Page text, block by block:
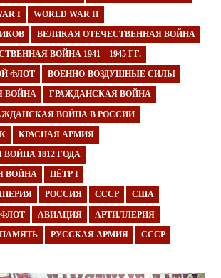
I WORLD WAR II
ВЕЛИКАЯ ОТЕЧЕСТВЕННАЯ ВОЙНА
ВОЙНА 1941—1945 ГГ.
ФЛОТ ВОЕННО-ВОЗДУШНЫЕ СИЛЫ
ВОЙНА ГРАЖДАНСКАЯ ВОЙНА
ВОЙНА В РОССИИ
КРАСНАЯ АРМИЯ
1812 ГОДА
ВОЙНА ПЁТР I
РОССИЯ СССР США
АВИАЦИЯ АРТИЛЛЕРИЯ
РУССКАЯ АРМИЯ СССР